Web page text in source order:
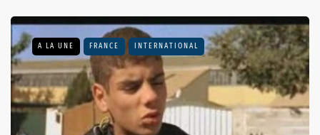
A LA UNE FRANCE INTERNATIONAL